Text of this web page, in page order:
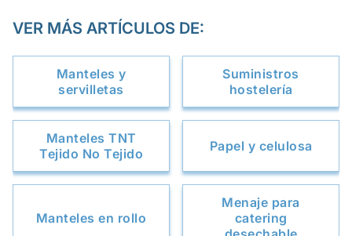
VER MÁS ARTÍCULOS DE:
Manteles y
servilletas
Suministros
hostelería
Manteles TNT
Tejido No Tejido
Papel y celulosa
Manteles en rollo
Menaje para
catering